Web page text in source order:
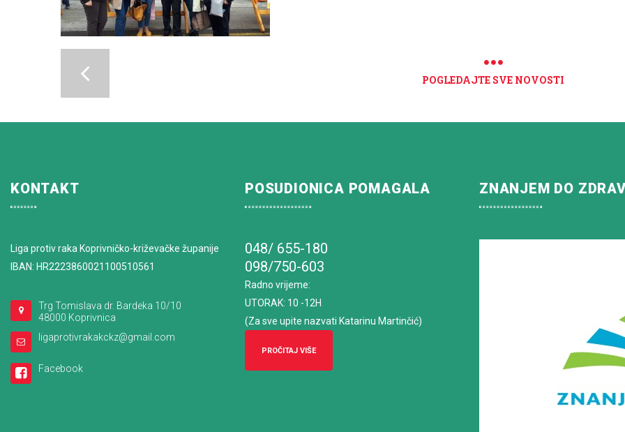
POGLEDAJTE SVE NOVOSTI
KONTAKT
Liga protiv raka Koprivničko-križevačke županije
IBAN: HR2223860021100510561
Trg Tomislava dr. Bardeka 10/10
48000 Koprivnica
ligaprotivrakakckz@gmail.com
Facebook
POSUDIONICA POMAGALA
048/ 655-180
098/750-603
Radno vrijeme:
UTORAK: 10 -12H
(Za sve upite nazvati Katarinu Martinčić)
PROČITAJ VIŠE
ZNANJEM DO